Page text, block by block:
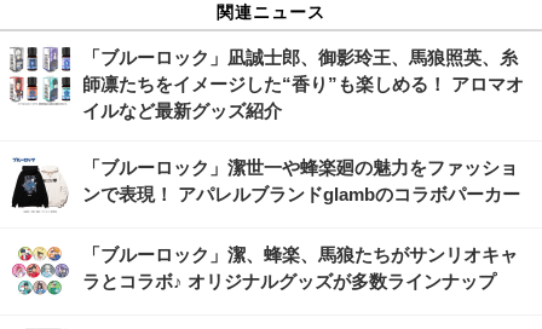
関連ニュース
「ブルーロック」凪誠士郎、御影玲王、馬狼照英、糸
師凛たちをイメージした“香り”も楽しめる！ アロマオ
イルなど最新グッズ紹介
「ブルーロック」潔世一や蜂楽廻の魅力をファッショ
ンで表現！ アパレルブランドglambのコラボパーカー
「ブルーロック」潔、蜂楽、馬狼たちがサンリオキャ
ラとコラボ♪ オリジナルグッズが多数ラインナップ